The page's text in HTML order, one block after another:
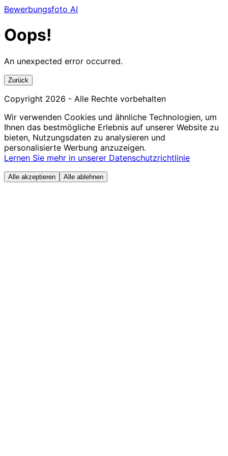
Bewerbungsfoto AI
Oops!
An unexpected error occurred.
Zurück
Copyright 2026 - Alle Rechte vorbehalten
Wir verwenden Cookies und ähnliche Technologien, um
Ihnen das bestmögliche Erlebnis auf unserer Website zu
bieten, Nutzungsdaten zu analysieren und
personalisierte Werbung anzuzeigen.
Lernen Sie mehr in unserer Datenschutzrichtlinie
Alle akzeptieren Alle ablehnen